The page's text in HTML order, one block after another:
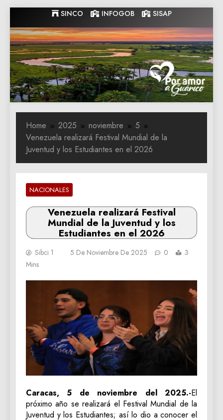
to
content
SINCO INFOGOB SISAP
Gobernacion
de Guarico
Gobernacion de Guarico
Home 2025 noviembre
5
Venezuela realizará Festival Mundial de la
Juventud y los Estudiantes en el 2026
NACIONALES
Venezuela realizará Festival
Mundial de la Juventud y los
Estudiantes en el 2026
Sibci 1 5 De Noviembre De 2025 0
3
Mins
Caracas, 5 de noviembre del 2025.-El
próximo año se realizará el Festival Mundial de la
Juventud y los Estudiantes; así lo dio a conocer el